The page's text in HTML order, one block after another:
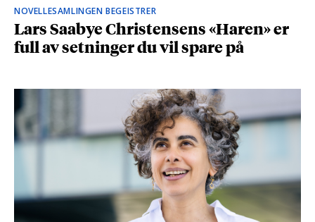
NOVELLESAMLINGEN BEGEISTRER
Lars Saabye Christensens «Haren» er
full av setninger du vil spare på